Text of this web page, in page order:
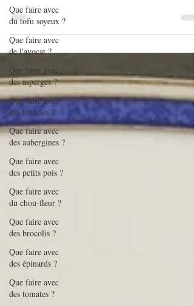
Que faire avec
du tofu soyeux ?
Que faire avec
de l'avocat ?
Que faire avec
des asperges ?
Que faire avec
des lentilles ?
Que faire avec
des aubergines ?
Que faire avec
des petits pois ?
Que faire avec
du chou-fleur ?
Que faire avec
des brocolis ?
Que faire avec
des épinards ?
Que faire avec
des tomates ?
Nombre de parts : 4 Nombre de points/part : 4 SP
LIBERTE INGREDIENTS - tomates...